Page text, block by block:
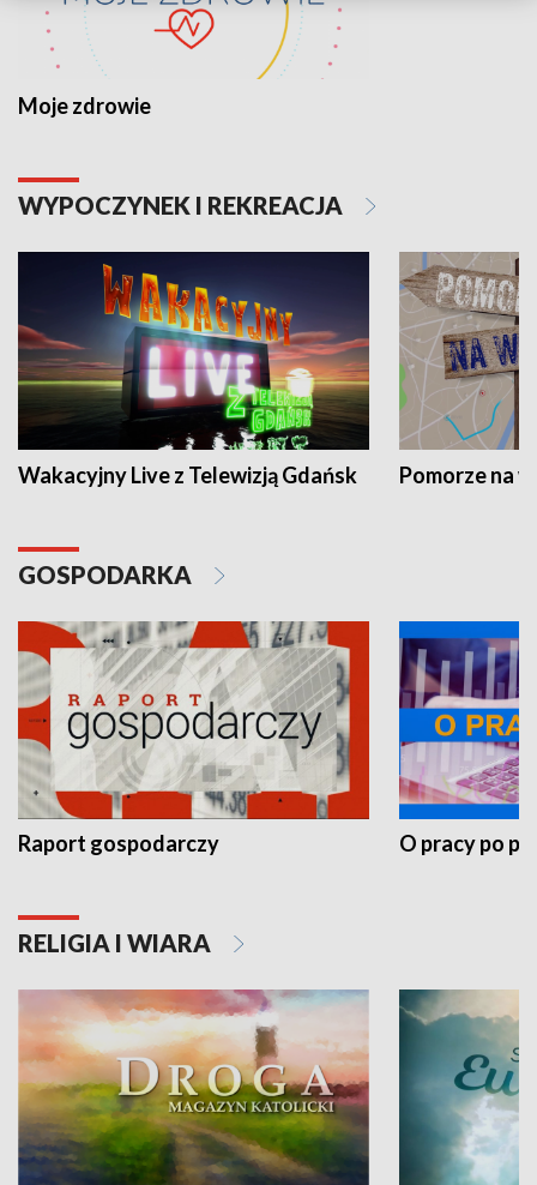
Moje zdrowie
WYPOCZYNEK I REKREACJA
Wakacyjny Live z Telewizją Gdańsk Pomorze na
GOSPODARKA
Raport gospodarczy O pracy po
RELIGIA I WIARA